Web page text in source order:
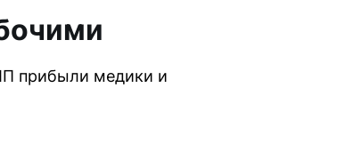
прибыли медики и